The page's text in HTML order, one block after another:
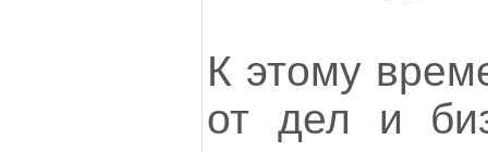
К этому
от дел и